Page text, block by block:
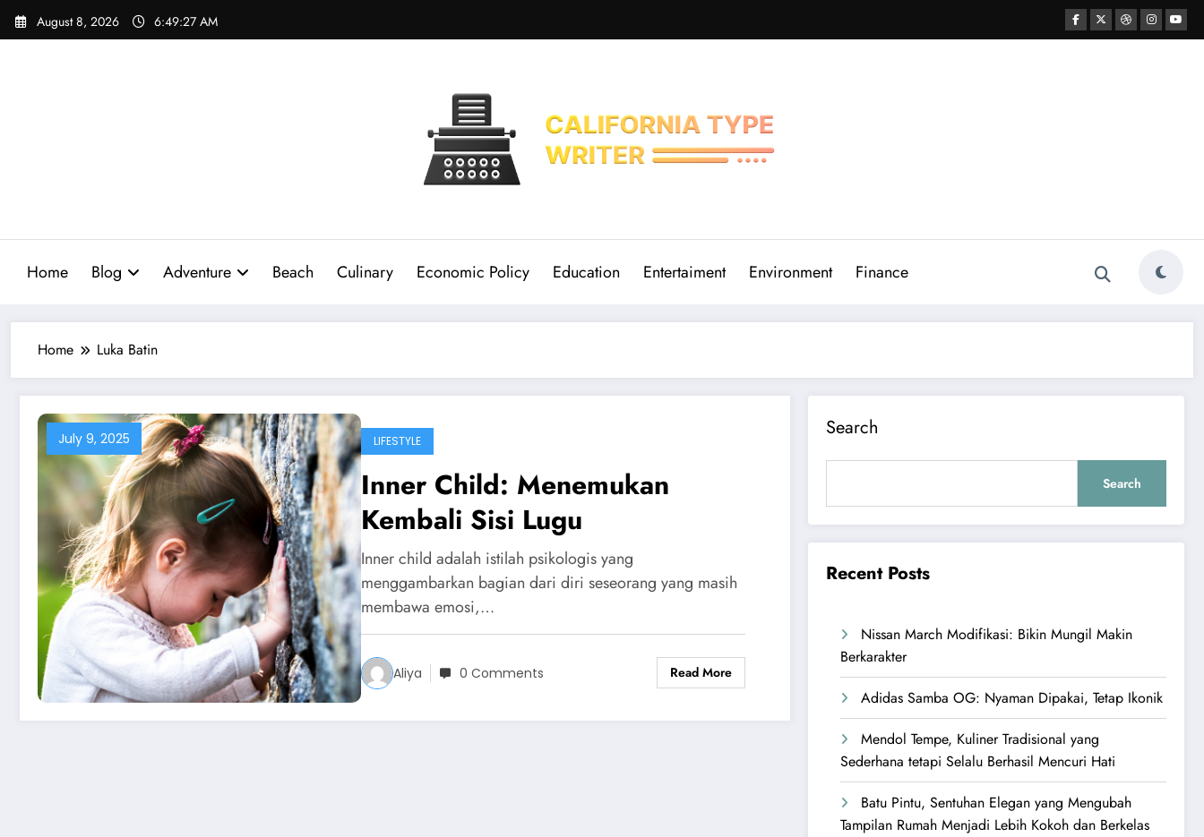
Skip
August 8, 2026 6:49:28 AM
Home Blog Adventure Beach Culinary Economic Policy Education Entertaiment Environment Finance
Home Luka Batin
July 9, 2025 LIFESTYLE
Inner Child: Menemukan
Kembali Sisi Lugu
Inner child adalah istilah psikologis yang
menggambarkan bagian dari diri seseorang yang masih
membawa emosi,…
Aliya 0 Comments Read More
Search
Search
Recent Posts
Nissan March Modifikasi: Bikin Mungil Makin
Berkarakter
Adidas Samba OG: Nyaman Dipakai, Tetap Ikonik
Mendol Tempe, Kuliner Tradisional yang
Sederhana tetapi Selalu Berhasil Mencuri Hati
Batu Pintu, Sentuhan Elegan yang Mengubah
Tampilan Rumah Menjadi Lebih Kokoh dan Berkelas